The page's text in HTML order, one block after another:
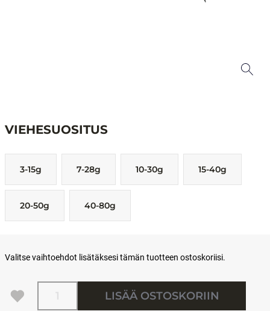
VIEHESUOSITUS
3-15g 7-28g 10-30g 15-40g
20-50g 40-80g
Valitse vaihtoehdot lisätäksesi tämän tuotteen ostoskoriisi.
Määrä
LISÄÄ OSTOSKORIIN